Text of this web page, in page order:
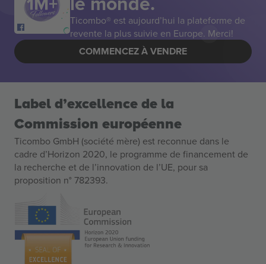
Ticombo® est aujourd’hui la plateforme de
revente la plus suivie en Europe. Merci!
COMMENCEZ À VENDRE
Label d’excellence de la
Commission européenne
Ticombo GmbH (société mère) est reconnue dans le
cadre d’Horizon 2020, le programme de financement de
la recherche et de l’innovation de l’UE, pour sa
proposition n° 782393.